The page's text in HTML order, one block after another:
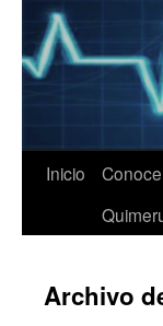
Saltar
Inicio
Archivo